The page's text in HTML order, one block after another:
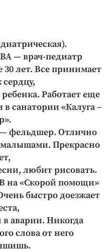
— врач-педиатр
30 лет. Все принимает
сердцу,
Работает еще
санатории «Калуга –
фельдшер. Отлично
Прекрасно
любит рисовать.
на «Скорой помощи»
быстро доезжает
в аварии. Никогда
слова от него